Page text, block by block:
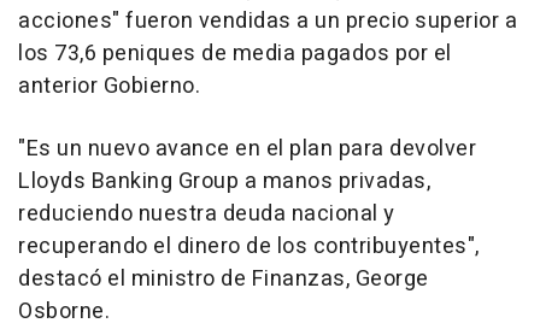
acciones" fueron vendidas a un precio superior a
los 73,6 peniques de media pagados por el
anterior Gobierno.
"Es un nuevo avance en el plan para devolver
Lloyds Banking Group a manos privadas,
reduciendo nuestra deuda nacional y
recuperando el dinero de los contribuyentes",
destacó el ministro de Finanzas, George
Osborne.